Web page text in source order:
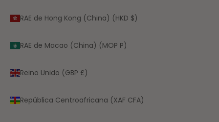
RAE de Hong Kong (China) (HKD $)
RAE de Macao (China) (MOP P)
Reino Unido (GBP £)
República Centroafricana (XAF CFA)